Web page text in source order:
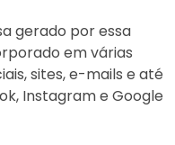
gerado por essa
em várias
sites, e-mails e até
Instagram e Google